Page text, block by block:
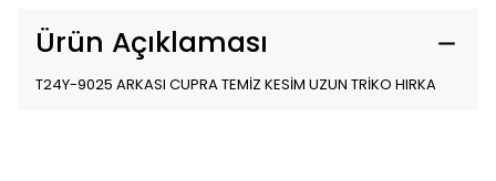
Ürün Açıklaması
T24Y-9025 ARKASI CUPRA TEMİZ KESİM UZUN TRİKO HIRKA